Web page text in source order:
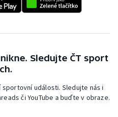
Sledujte ČT sport
události. Sledujte nás i
či YouTube a buďte v obraze.